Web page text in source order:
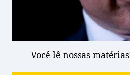
Você lê nossas